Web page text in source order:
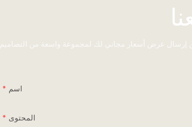
إرسال عرض أسعار مجاني لك لمجموعة واسعة من التصاميم
اسم
المحتوى